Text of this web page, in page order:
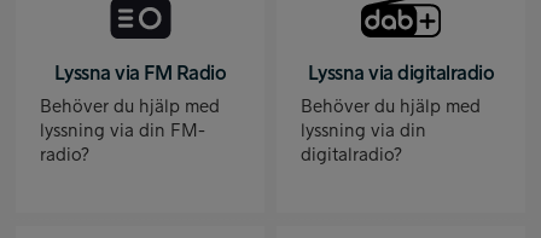
Lyssna via FM Radio
Behöver du hjälp med
lyssning via din FM-
radio?
Lyssna via digitalradio
Behöver du hjälp med
lyssning via din
digitalradio?